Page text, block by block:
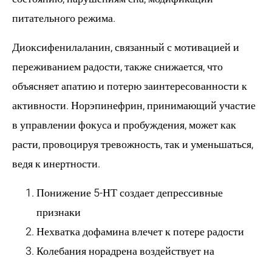
питательного режима.
Диоксифенилаланин, связанный с мотивацией и
переживанием радости, также снижается, что
объясняет апатию и потерю заинтересованности к
активности. Норэпинефрин, принимающий участие
в управлении фокуса и пробуждения, может как
расти, провоцируя тревожность, так и уменьшаться,
ведя к инертности.
Понижение 5-НТ создает депрессивные
признаки
Нехватка дофамина влечет к потере радости
Колебания норадрена воздействует на